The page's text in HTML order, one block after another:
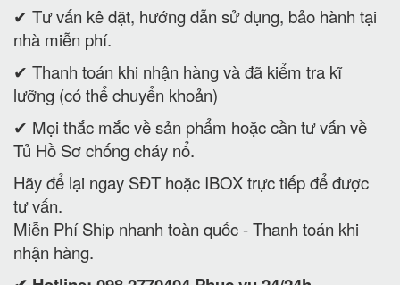
✔ Tư vấn kê đặt, hướng dẫn sử dụng, bảo hành tại
nhà miễn phí.
✔ Thanh toán khi nhận hàng và đã kiểm tra kĩ
lưỡng (có thể chuyển khoản)
✔ Mọi thắc mắc về sản phẩm hoặc cần tư vấn về
Tủ Hồ Sơ chống cháy nổ.
Hãy để lại ngay SĐT hoặc IBOX trực tiếp để được
tư vấn.
Miễn Phí Ship nhanh toàn quốc - Thanh toán khi
nhận hàng.